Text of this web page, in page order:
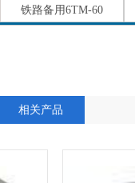
铁路备用6TM-60
相关产品